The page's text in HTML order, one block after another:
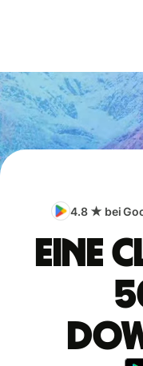
4.8 ★ bei
Eine